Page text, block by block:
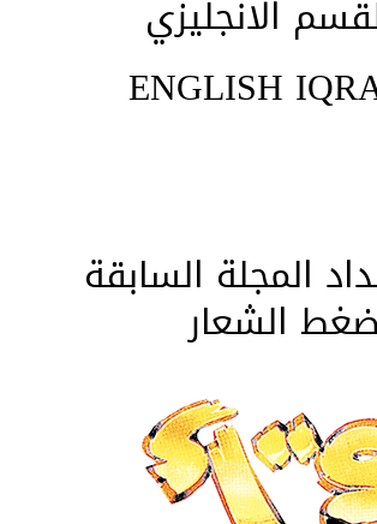
الانجليزي
ENGLISH
المجلة السابقة